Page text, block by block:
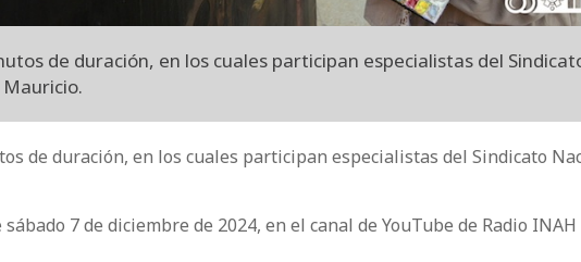
de duración, en los cuales participan especialistas del
de duración, en los cuales participan especialistas del Sindicato
7 de diciembre de 2024, en el canal de YouTube de Radio INAH